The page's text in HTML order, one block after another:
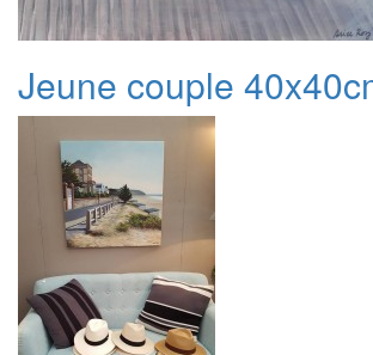
Jeune couple